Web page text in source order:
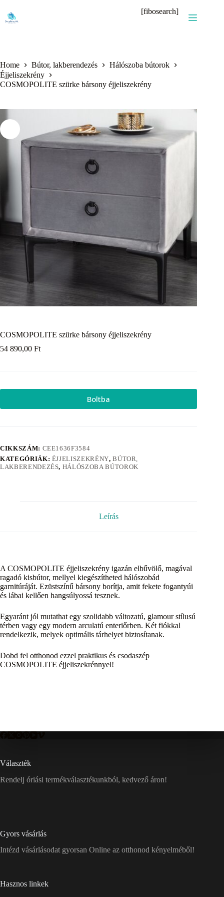
content
[fibosearch]
Home Bútor, lakberendezés
Hálószoba bútorok
Éjjeliszekrény
COSMOPOLITE szürke bársony éjjeliszekrény
COSMOPOLITE szürke bársony éjjeliszekrény
54 890,00 Ft
Boltba
CIKKSZÁM: CEE1636F3584
KATEGÓRIÁK: ÉJJELISZEKRÉNY,BÚTOR,
LAKBERENDEZÉS, HÁLÓSZOBA BÚTOROK
Leírás
A COSMOPOLITE éjjeliszekrény igazán elbűvölő, magával
ragadó kisbútor, mellyel kiegészítheted hálószobád
garnitúráját. Ezüstszínű bársony borítja, amit fekete fogantyúi
és lábai kellően hangsúlyossá tesznek.
Egyaránt jól mutathat egy szolidabb változatú, glamour stílusú
térben vagy egy modern arculatú enteriőrben. Két fiókkal
rendelkezik, melyek optimális tárhelyet biztosítanak.
Dobd fel otthonod ezzel praktikus és csodaszép
COSMOPOLITE éjjeliszekrénnyel!
Választék
Rendelj óriási termékválasztékunkból, kedvező áron!
Gyors vásárlás
Intézd vásárlásodat gyorsan Online az otthonod kényelméből!
Hasznos linkek